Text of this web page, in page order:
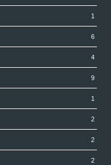
1
6
4
9
1
2
2
2